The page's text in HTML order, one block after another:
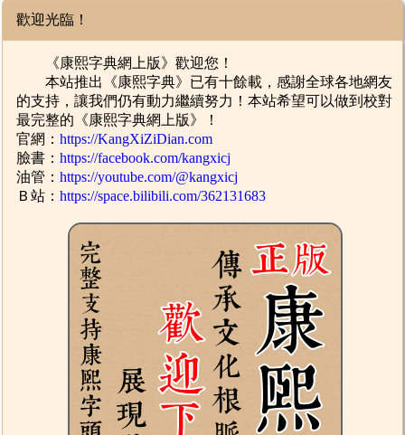
歡迎光臨！
《康熙字典網上版》歡迎您！
本站推出《康熙字典》已有十餘載，感謝全球各地網友
的支持，讓我們仍有動力繼續努力！本站希望可以做到校對
最完整的《康熙字典網上版》！
官網：https://KangXiZiDian.com
臉書：https://facebook.com/kangxicj
油管：https://youtube.com/@kangxicj
Ｂ站：https://space.bilibili.com/362131683